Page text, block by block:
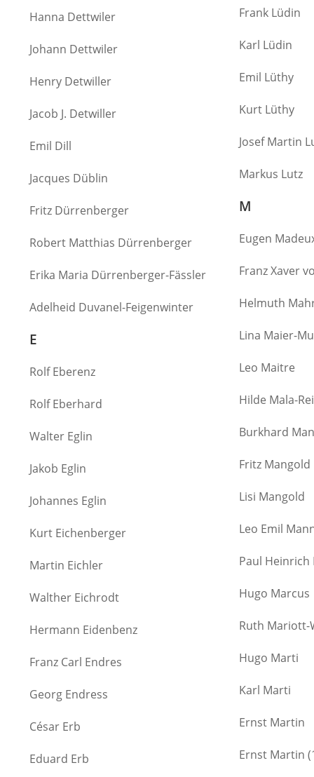
Hanna Dettwiler
Johann Dettwiler
Henry Detwiller
Jacob J. Detwiller
Emil Dill
Jacques Düblin
Fritz Dürrenberger
Robert Matthias Dürrenberger
Erika Maria Dürrenberger-Fässler
Adelheid Duvanel-Feigenwinter
E
Rolf Eberenz
Rolf Eberhard
Walter Eglin
Jakob Eglin
Johannes Eglin
Kurt Eichenberger
Martin Eichler
Walther Eichrodt
Hermann Eidenbenz
Franz Carl Endres
Georg Endress
César Erb
Eduard Erb
Frank Lüdin
Karl Lüdin
Emil Lüthy
Kurt Lüthy
Josef Martin
Markus Lutz
M
Eugen
Franz Xaver
Helmuth
Lina Maier-
Leo Maitre
Hilde Mala-
Burkhard
Fritz Mangold
Lisi Mangold
Leo Emil
Paul Heinrich
Hugo Marcus
Ruth Mariott-
Hugo Marti
Karl Marti
Ernst Martin
Ernst Martin